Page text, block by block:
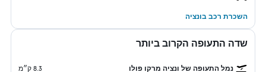
השכרת רכב בונציה
שדה התעופה הקרוב ביותר
נמל התעופה של ונציה מרקו פולו 8.3 ק״מ